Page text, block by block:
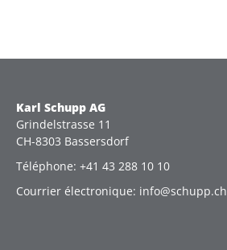
Karl Schupp AG
Grindelstrasse 11
CH-8303 Bassersdorf
Téléphone: +41 43 288 10 10
Courrier électronique: info@schupp.ch